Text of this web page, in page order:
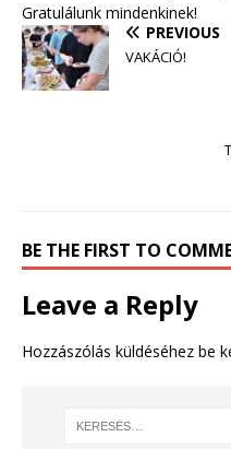
Gratulálunk mindenkinek!
PREVIOUS
VAKÁCIÓ!
BE THE FIRST TO
Leave a Reply
Hozzászólás küldéséhez be